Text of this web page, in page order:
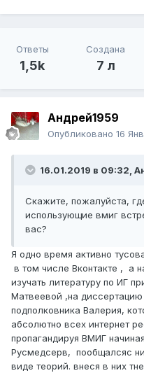
Ответы
1,5k
Создана
7 л
Андрей1959
Опубликовано 16
16.01.2019 в 09:32,
Скажите, пожалуйста,
использующие вмиг
вас?
Я одно время активно
в том числе Вконтакте , а
изучать литературу по ИГ
Матвеевой ,на
подполковника Валерия,
абсолютно всех интернет
пропагандируя ВМИГ
Русмедсерв, пообщалсяс
виде теорий. внеся в них